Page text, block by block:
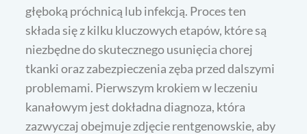
głęboką próchnicą lub infekcją. Proces ten
składa się z kilku kluczowych etapów, które są
niezbędne do skutecznego usunięcia chorej
tkanki oraz zabezpieczenia zęba przed dalszymi
problemami. Pierwszym krokiem w leczeniu
kanałowym jest dokładna diagnoza, która
zazwyczaj obejmuje zdjęcie rentgenowskie, aby